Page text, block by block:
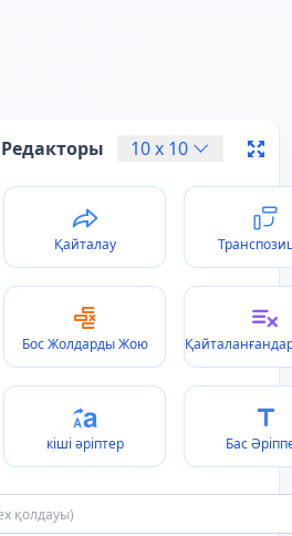
10x 10
Қайталау
Бос Жолдарды Жою
кіші әріптер Бас